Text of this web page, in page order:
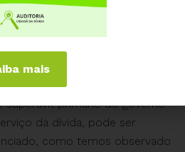
sabe-se que poucos bancos e
e estrangeiras detêm a
títulos da dívida brasileira –
que o valor de 22 bilhões
no orçamento que, a
superávit primário do governo
da dívida, pode ser
como temos observado
mais